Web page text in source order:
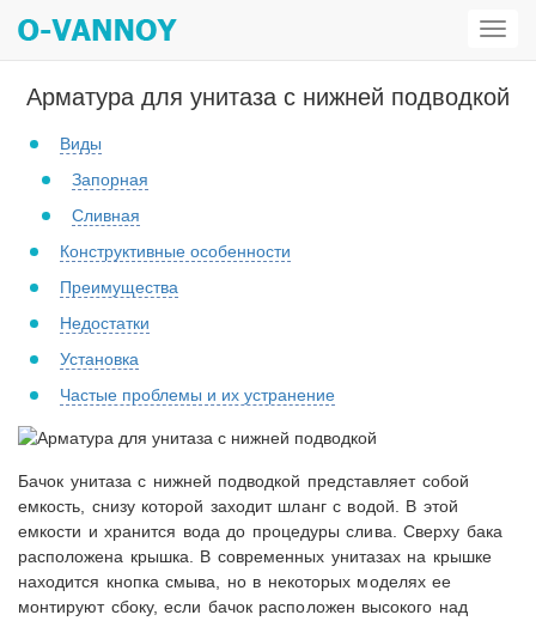
Арматура для унитаза с нижней подводкой
Виды
Запорная
Сливная
Конструктивные особенности
Преимущества
Недостатки
Установка
Частые проблемы и их устранение
Бачок унитаза с нижней подводкой представляет собой
емкость, снизу которой заходит шланг с водой. В этой
емкости и хранится вода до процедуры слива. Сверху бака
расположена крышка. В современных унитазах на крышке
находится кнопка смыва, но в некоторых моделях ее
монтируют сбоку, если бачок расположен высокого над